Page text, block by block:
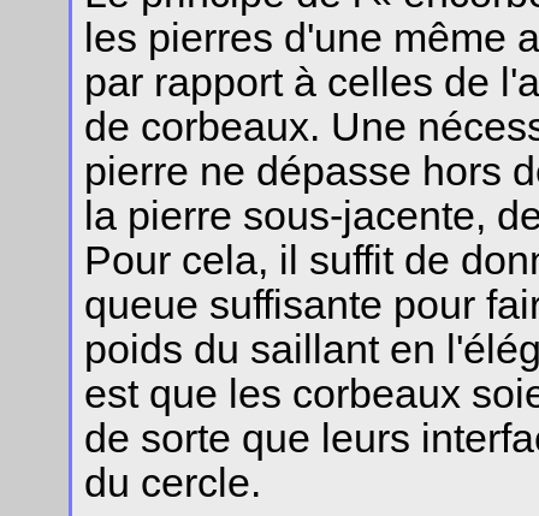
les pierres d'une même
par rapport à celles de
de corbeaux. Une
pierre ne dépasse hors
la pierre sous-jacente,
Pour cela, il suffit de
queue suffisante pour
poids du saillant en
est que les corbeaux
de sorte que leurs
du cercle.